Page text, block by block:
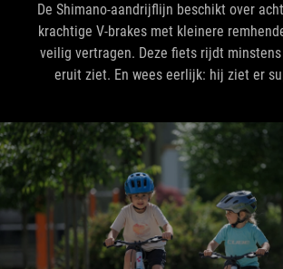
De Shimano-aandrijflijn beschikt over
krachtige V-brakes met kleinere
veilig vertragen. Deze fiets rijdt
eruit ziet. En wees eerlijk: hij ziet er